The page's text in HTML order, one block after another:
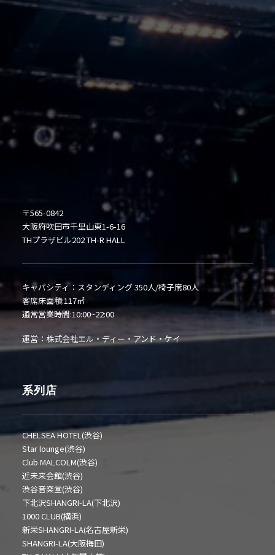
〒565-0842
大阪府吹田市千里山東1-6-16
THプラザビル202 TH-R HALL
キャパシティ：スタンディング 350人/椅子席80人
客席床面積:117㎡
通常営業時間:10:00~22:00
運営：株式会社エル・ディー・アンド・ケイ
系列店
CHELSEA HOTEL(渋谷)
Star lounge(渋谷)
Club MALCOLM(渋谷)
近未来会館(渋谷)
渋谷音楽堂(渋谷)
下北沢SHANGRI-LA(下北沢)
1000 CLUB(横浜)
新栄SHANGRI-LA(名古屋新栄)
SHANGRI-LA(大阪梅田)